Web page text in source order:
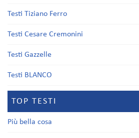
Testi Tiziano Ferro
Testi Cesare Cremonini
Testi Gazzelle
Testi BLANCO
TOP TESTI
Più bella cosa